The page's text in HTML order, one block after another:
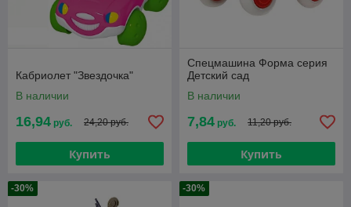
Кабриолет "Звездочка"
В наличии
16,94 руб. 24,20 руб.
Купить
Спецмашина Форма серия
Детский сад
В наличии
7,84 руб. 11,20 руб.
Купить
-30% -30%